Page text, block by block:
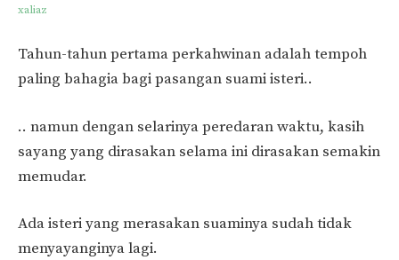
xaliaz
Tahun-tahun pertama perkahwinan adalah tempoh
paling bahagia bagi pasangan suami isteri..
.. namun dengan selarinya peredaran waktu, kasih
sayang yang dirasakan selama ini dirasakan semakin
memudar.
Ada isteri yang merasakan suaminya sudah tidak
menyayanginya lagi.